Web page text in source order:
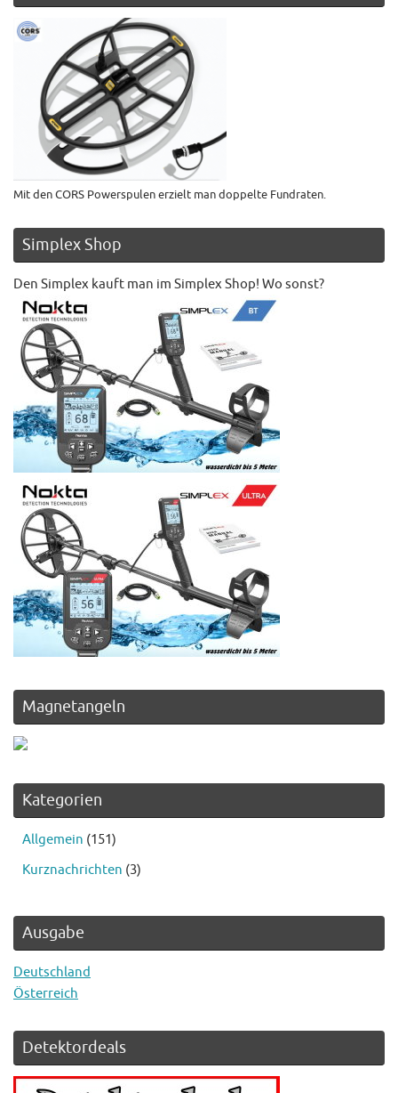
Mit den CORS Powerspulen erzielt man doppelte Fundraten.
Simplex Shop
Den Simplex kauft man im Simplex Shop! Wo sonst?
Magnetangeln
Kategorien
Allgemein (151)
Kurznachrichten (3)
Ausgabe
Deutschland
Österreich
Detektordeals